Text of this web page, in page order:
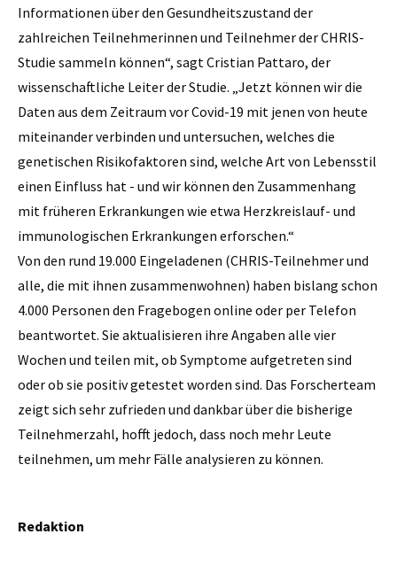
Informationen über den Gesundheitszustand der
zahlreichen Teilnehmerinnen und Teilnehmer der CHRIS-
Studie sammeln können“, sagt Cristian Pattaro, der
wissenschaftliche Leiter der Studie. „Jetzt können wir die
Daten aus dem Zeitraum vor Covid-19 mit jenen von heute
miteinander verbinden und untersuchen, welches die
genetischen Risikofaktoren sind, welche Art von Lebensstil
einen Einfluss hat - und wir können den Zusammenhang
mit früheren Erkrankungen wie etwa Herzkreislauf- und
immunologischen Erkrankungen erforschen.“
Von den rund 19.000 Eingeladenen (CHRIS-Teilnehmer und
alle, die mit ihnen zusammenwohnen) haben bislang schon
4.000 Personen den Fragebogen online oder per Telefon
beantwortet. Sie aktualisieren ihre Angaben alle vier
Wochen und teilen mit, ob Symptome aufgetreten sind
oder ob sie positiv getestet worden sind. Das Forscherteam
zeigt sich sehr zufrieden und dankbar über die bisherige
Teilnehmerzahl, hofft jedoch, dass noch mehr Leute
teilnehmen, um mehr Fälle analysieren zu können.
Redaktion